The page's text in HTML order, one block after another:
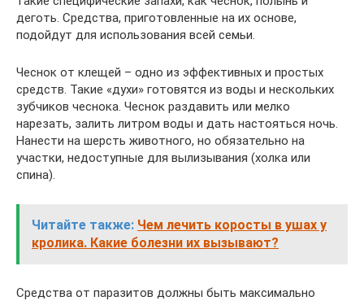
деготь. Средства, приготовленные на их основе,
подойдут для использования всей семьи.
Чеснок от клещей – одно из эффективных и простых
средств. Такие «духи» готовятся из воды и нескольких
зубчиков чеснока. Чеснок раздавить или мелко
нарезать, залить литром воды и дать настояться ночь.
Нанести на шерсть животного, но обязательно на
участки, недоступные для вылизывания (холка или
спина).
Читайте также: Чем лечить коросты в ушах у
кролика. Какие болезни их вызывают?
Средства от паразитов должны быть максимально